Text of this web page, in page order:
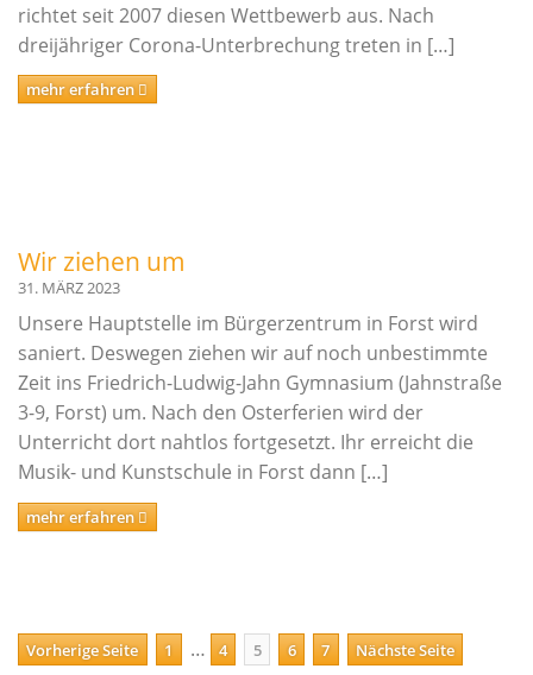
richtet seit 2007 diesen Wettbewerb aus. Nach
dreijähriger Corona-Unterbrechung treten in […]
mehr erfahren
Wir ziehen um
31. MÄRZ 2023
Unsere Hauptstelle im Bürgerzentrum in Forst wird
saniert. Deswegen ziehen wir auf noch unbestimmte
Zeit ins Friedrich-Ludwig-Jahn Gymnasium (Jahnstraße
3-9, Forst) um. Nach den Osterferien wird der
Unterricht dort nahtlos fortgesetzt. Ihr erreicht die
Musik- und Kunstschule in Forst dann […]
mehr erfahren
Beitragsnavigation
Vorherige Seite Seite
1 … Seite
4 Seite
5 Seite
6 Seite
7 Nächste Seite